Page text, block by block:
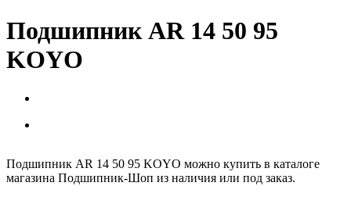
Подшипник AR 14 50 95
KOYO
Подшипник AR 14 50 95 KOYO можно купить в каталоге
магазина Подшипник-Шоп из наличия или под заказ.